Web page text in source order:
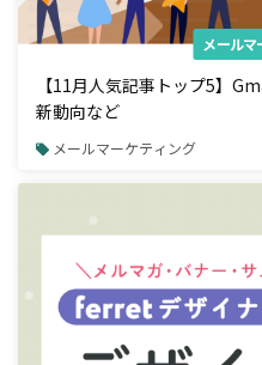
メールマ
【11月人気記事トップ5】
新動向など
メールマーケティング